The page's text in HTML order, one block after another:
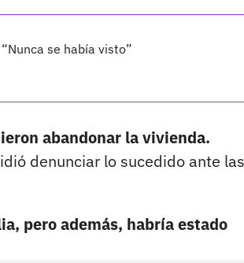
se había visto”
abandonar la vivienda.
denunciar lo sucedido ante las
pero además, habría estado